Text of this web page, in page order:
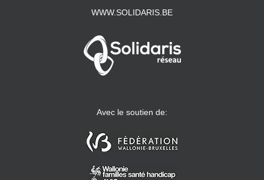
WWW.SOLIDARIS.BE
Avec le soutien de: